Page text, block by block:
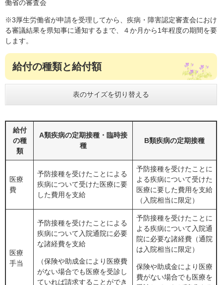
働省の審査会
※3厚生労働省が申請を受理してから、疾病・障害認定審査会におけ
る審議結果を県知事に通知するまで、４か月から1年程度の期間を要
します。
給付の種類と給付額
表のサイズを切り替える
給付
の種
類
A類疾病の定期接種・臨時接
種
B類疾病の定期接種
医療
費
予防接種を受けたことによる
疾病について受けた医療に要
した費用を支給
予防接種を受けたことに
よる疾病について受けた
医療に要した費用を支給
（入院相当に限定）
医療
手当
予防接種を受けたことによる
疾病について入院通院に必要
な諸経費を支給
（保険や助成金により医療費
がない場合でも医療を受診し
ていれば請求することができ
予防接種を受けたことに
よる疾病について入院通
院に必要な諸経費（通院
は入院相当に限定）
保険や助成金により医療
費がない場合でも医療を